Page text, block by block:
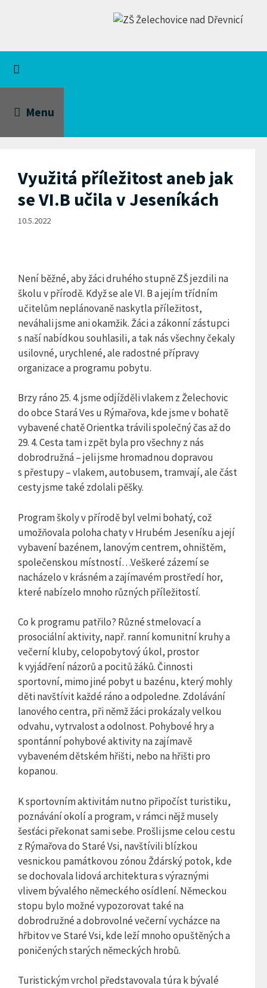
Menu
Využitá příležitost aneb jak
se VI.B učila v Jeseníkách
10.5.2022
Není běžné, aby žáci druhého stupně ZŠ jezdili na
školu v přírodě. Když se ale VI. B a jejím třídním
učitelům neplánovaně naskytla příležitost,
neváhali jsme ani okamžik. Žáci a zákonní zástupci
s naší nabídkou souhlasili, a tak nás všechny čekaly
usilovné, urychlené, ale radostné přípravy
organizace a programu pobytu.
Brzy ráno 25. 4. jsme odjížděli vlakem z Želechovic
do obce Stará Ves u Rýmařova, kde jsme v bohatě
vybavené chatě Orientka trávili společný čas až do
29. 4. Cesta tam i zpět byla pro všechny z nás
dobrodružná – jeli jsme hromadnou dopravou
s přestupy – vlakem, autobusem, tramvají, ale část
cesty jsme také zdolali pěšky.
Program školy v přírodě byl velmi bohatý, což
umožňovala poloha chaty v Hrubém Jeseníku a její
vybavení bazénem, lanovým centrem, ohništěm,
společenskou místností…Veškeré zázemí se
nacházelo v krásném a zajímavém prostředí hor,
které nabízelo mnoho různých příležitostí.
Co k programu patřilo? Různé stmelovací a
prosociální aktivity, např. ranní komunitní kruhy a
večerní kluby, celopobytový úkol, prostor
k vyjádření názorů a pocitů žáků. Činnosti
sportovní, mimo jiné pobyt u bazénu, který mohly
děti navštívit každé ráno a odpoledne. Zdolávání
lanového centra, při němž žáci prokázaly velkou
odvahu, vytrvalost a odolnost. Pohybové hry a
spontánní pohybové aktivity na zajímavě
vybaveném dětském hřišti, nebo na hřišti pro
kopanou.
K sportovním aktivitám nutno připočíst turistiku,
poznávání okolí a program, v rámci nějž musely
šesťáci překonat sami sebe. Prošli jsme celou cestu
z Rýmařova do Staré Vsi, navštívili blízkou
vesnickou památkovou zónou Ždárský potok, kde
se dochovala lidová architektura s výraznými
vlivem bývalého německého osídlení. Německou
stopu bylo možné vypozorovat také na
dobrodružné a dobrovolné večerní vycházce na
hřbitov ve Staré Vsi, kde leží mnoho opuštěných a
poničených starých německých hrobů.
Turistickým vrchol představovala túra k bývalé